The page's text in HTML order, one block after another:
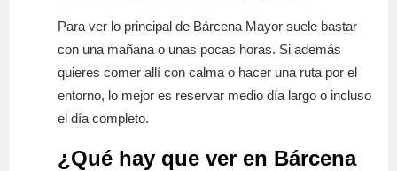
Para ver lo principal de Bárcena Mayor suele bastar
con una mañana o unas pocas horas. Si además
quieres comer allí con calma o hacer una ruta por el
entorno, lo mejor es reservar medio día largo o incluso
el día completo.
¿Qué hay que ver en Bárcena